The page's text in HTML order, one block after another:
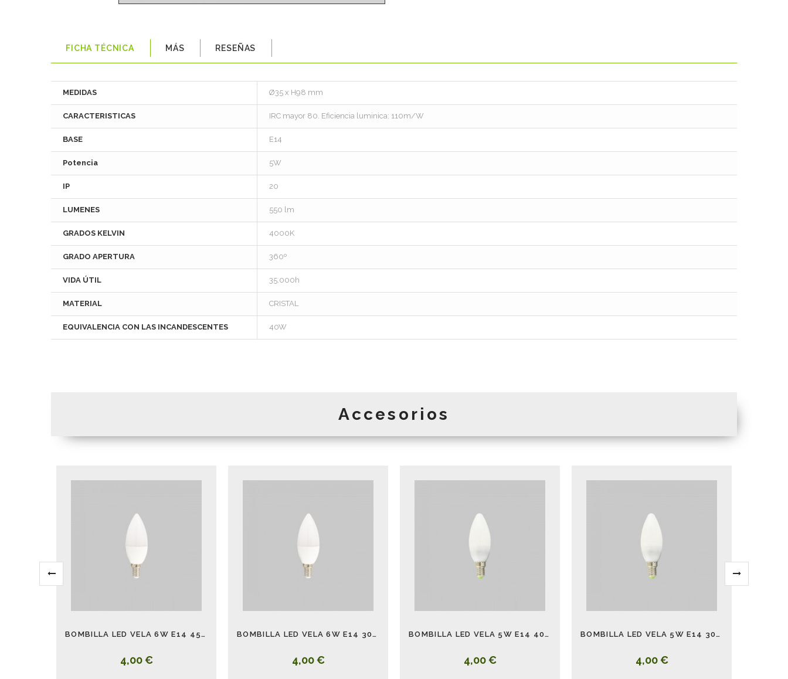
FICHA TÉCNICA MÁS RESEÑAS
MEDIDAS Ø35 x H98 mm
CARACTERISTICAS IRC mayor 80. Eficiencia luminica: 110m/W
BASE E14
Potencia 5W
IP 20
LUMENES 550 lm
GRADOS KELVIN 4000K
GRADO APERTURA 360º
VIDA ÚTIL 35.000h
MATERIAL CRISTAL
EQUIVALENCIA CON LAS INCANDESCENTES 40W
Accesorios
BOMBILLA LED VELA 6W E14 4500K
4,00 €
BOMBILLA LED VELA 6W E14 3000K
4,00 €
BOMBILLA LED VELA 5W E14 4000K
4,00 €
BOMBILLA LED VELA 5W E14 3000K
4,00 €